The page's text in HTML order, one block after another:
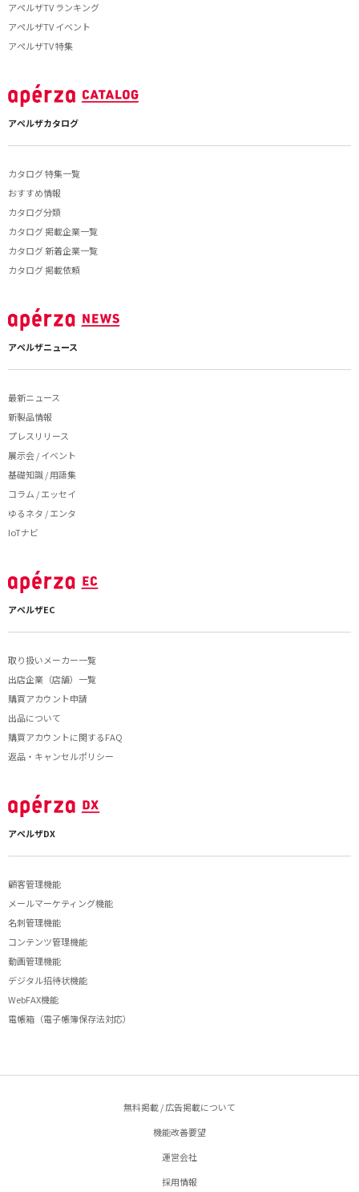
アペルザTV ランキング
アペルザTV イベント
アペルザTV 特集
アペルザカタログ
カタログ 特集一覧
おすすめ情報
カタログ分類
カタログ 掲載企業一覧
カタログ 新着企業一覧
カタログ 掲載依頼
アペルザニュース
最新ニュース
新製品情報
プレスリリース
展示会 / イベント
基礎知識 / 用語集
コラム / エッセイ
ゆるネタ / エンタ
IoTナビ
アペルザEC
取り扱いメーカー一覧
出店企業（店舗）一覧
購買アカウント申請
出品について
購買アカウントに関するFAQ
返品・キャンセルポリシー
アペルザDX
顧客管理機能
メールマーケティング機能
名刺管理機能
コンテンツ管理機能
動画管理機能
デジタル招待状機能
WebFAX機能
電帳箱（電子帳簿保存法対応）
無料掲載 / 広告掲載について
機能改善要望
運営会社
採用情報